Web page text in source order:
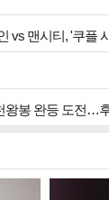
vs 맨시티, '쿠플
왕봉 완등 도전…